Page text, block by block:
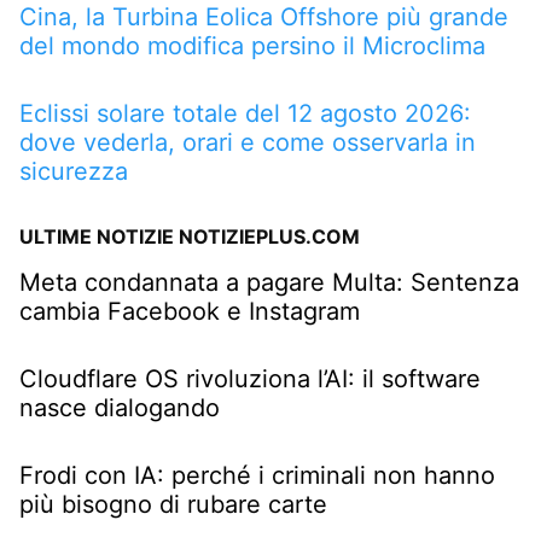
Cina, la Turbina Eolica Offshore più grande
del mondo modifica persino il Microclima
Eclissi solare totale del 12 agosto 2026:
dove vederla, orari e come osservarla in
sicurezza
ULTIME NOTIZIE NOTIZIEPLUS.COM
Meta condannata a pagare Multa: Sentenza
cambia Facebook e Instagram
Cloudflare OS rivoluziona l’AI: il software
nasce dialogando
Frodi con IA: perché i criminali non hanno
più bisogno di rubare carte